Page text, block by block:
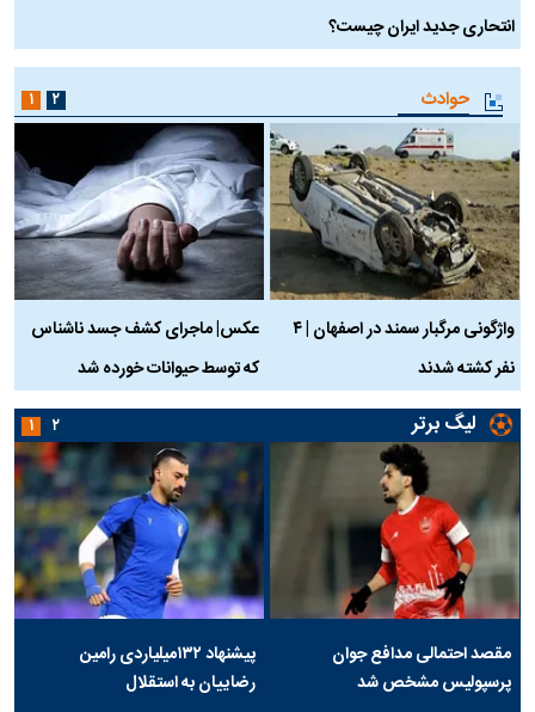
انتحاری جدید ایران چیست؟
حوادث
واژگونی مرگبار سمند در اصفهان | ۴
نفر کشته شدند
عکس| ماجرای کشف جسد ناشناس
که توسط حیوانات خورده شد
۱ ۲
لیگ برتر
مقصد احتمالی مدافع جوان
پرسپولیس مشخص شد
پیشنهاد ۱۳۲میلیاردی رامین
رضاییان به استقلال
۱ ۲